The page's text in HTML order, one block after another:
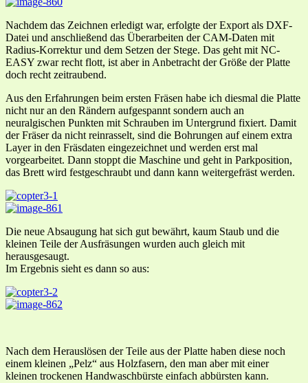
Nachdem das Zeichnen erledigt war, erfolgte der Export als DXF-
Datei und anschließend das Überarbeiten der CAM-Daten mit
Radius-Korrektur und dem Setzen der Stege. Das geht mit NC-
EASY zwar recht flott, ist aber in Anbetracht der Größe der Platte
doch recht zeitraubend.
Aus den Erfahrungen beim ersten Fräsen habe ich diesmal die Platte
nicht nur an den Rändern aufgespannt sondern auch an
neuralgischen Punkten mit Schrauben im Untergrund fixiert. Damit
der Fräser da nicht reinrasselt, sind die Bohrungen auf einem extra
Layer in den Fräsdaten eingezeichnet und werden erst mal
vorgearbeitet. Dann stoppt die Maschine und geht in Parkposition,
das Brett wird festgeschraubt und dann kann weitergefräst werden.
Die neue Absaugung hat sich gut bewährt, kaum Staub und die
kleinen Teile der Ausfräsungen wurden auch gleich mit
herausgesaugt.
Im Ergebnis sieht es dann so aus:
Nach dem Herauslösen der Teile aus der Platte haben diese noch
einem kleinen „Pelz“ aus Holzfasern, den man aber mit einer
kleinen trockenen Handwaschbürste einfach abbürsten kann.